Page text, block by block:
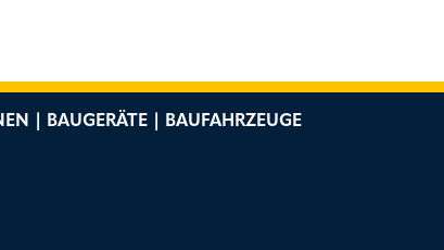
| BAUGERÄTE | BAUFAHRZEUGE